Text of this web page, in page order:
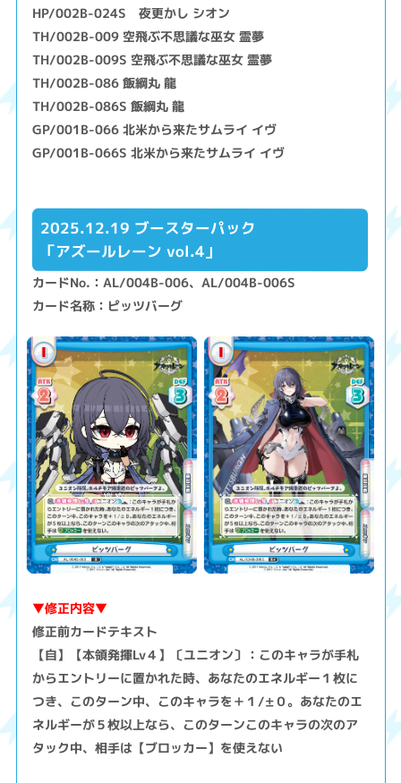
HP/002B-024S 夜更かし シオン
TH/002B-009 空飛ぶ不思議な巫女 霊夢
TH/002B-009S 空飛ぶ不思議な巫女 霊夢
TH/002B-086 飯綱丸 龍
TH/002B-086S 飯綱丸 龍
GP/001B-066 北米から来たサムライ イヴ
GP/001B-066S 北米から来たサムライ イヴ
2025.12.19 ブースターパック
「アズールレーン vol.4」
カードNo.：AL/004B-006、AL/004B-006S
カード名称：ピッツバーグ
▼修正内容▼
修正前カードテキスト
【自】【本領発揮Lv４】〔ユニオン〕：このキャラが手札
からエントリーに置かれた時、あなたのエネルギー１枚に
つき、このターン中、このキャラを＋１/±０。あなたのエ
ネルギーが５枚以上なら、このターンこのキャラの次のア
タック中、相手は【ブロッカー】を使えない